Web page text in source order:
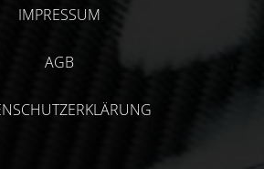
IMPRESSUM
AGB